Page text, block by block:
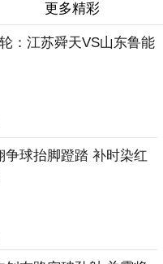
更多精彩
：江苏舜天VS山东鲁能
争球抬脚蹬踏 补时染红